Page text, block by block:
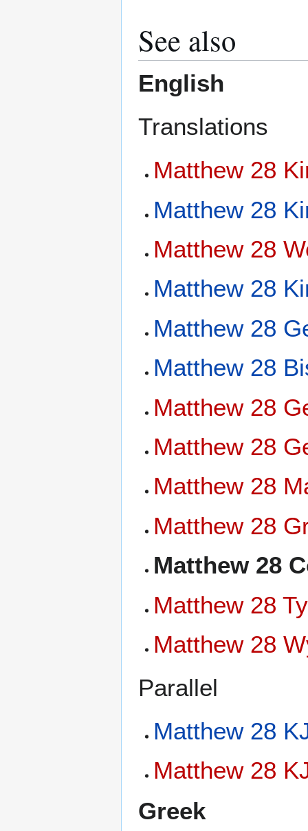
See also
English
Translations
Matthew 28
Matthew 28
Matthew 28
Matthew 28
Matthew 28
Matthew 28
Matthew 28
Matthew 28
Matthew 28
Matthew 28
Matthew 28
Matthew 28
Matthew 28
Parallel
Matthew 28
Matthew 28
Greek